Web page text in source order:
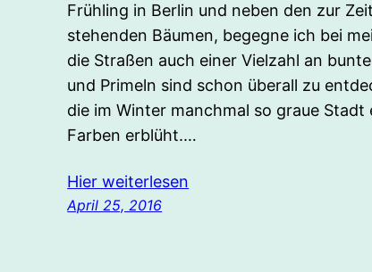
Frühling in Berlin und neben den zur
stehenden Bäumen, begegne ich bei
die Straßen auch einer Vielzahl an
und Primeln sind schon überall zu
die im Winter manchmal so graue
Farben erblüht.…
Hier weiterlesen
April 25, 2016